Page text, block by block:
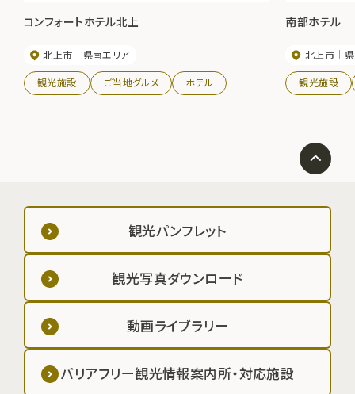
コンフォートホテル北上
北上市 県南エリア
観光施設 ご当地グルメ ホテル
南部ホテル
北上市
観光施設
観光パンフレット
観光写真ダウンロード
動画ライブラリー
バリアフリー観光情報案内所・対応施設